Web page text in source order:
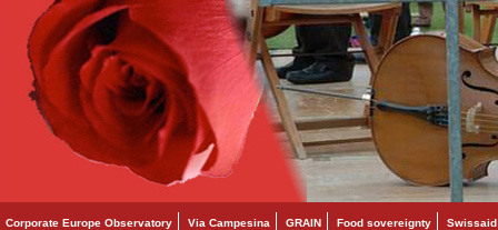
Corporate Europe Observatory Via Campesina GRAIN Food sovereignty Swissaid